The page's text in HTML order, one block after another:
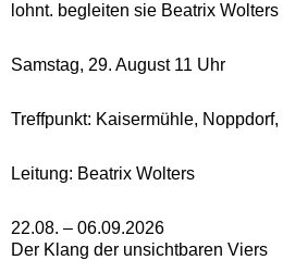
lohnt. begleiten sie Beatrix
Samstag, 29. August 11 Uhr
Treffpunkt: Kaisermühle, Noppdorf,
Leitung: Beatrix Wolters
22.08. – 06.09.2026
Der Klang der unsichtbaren Viers